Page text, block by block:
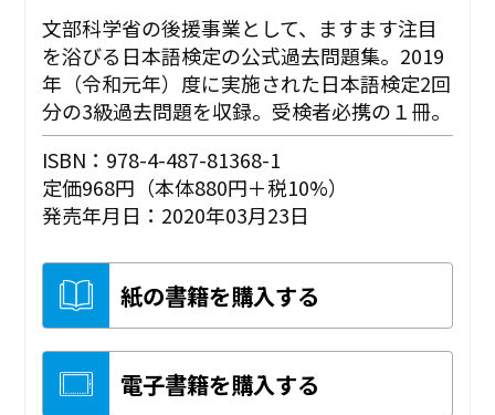
文部科学省の後援事業として、ますます注目
を浴びる日本語検定の公式過去問題集。2019
年（令和元年）度に実施された日本語検定2回
分の3級過去問題を収録。受検者必携の１冊。
ISBN：978-4-487-81368-1
定価968円（本体880円＋税10%）
発売年月日：2020年03月23日
紙の書籍を購入する
電子書籍を購入する